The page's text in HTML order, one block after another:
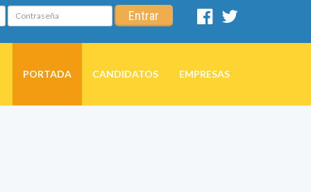
Contraseña Entrar
Facebook
PORTADA CANDIDATOS EMPRESAS